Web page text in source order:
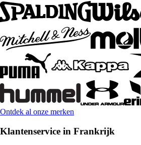
Ontdek al onze merken
Klantenservice in Frankrijk